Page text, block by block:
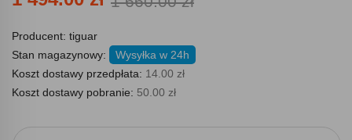
Producent: tiguar
Stan magazynowy:
Wysyłka w 24h
Koszt dostawy przedpłata: 14.00 zł
Koszt dostawy pobranie: 50.00 zł